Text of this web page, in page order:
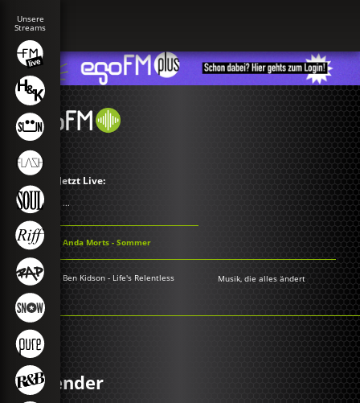
Jetzt Live:
...
Anda Morts - Sommer
Ben Kidson - Life's Relentless Musik, die alles ändert
Kalender